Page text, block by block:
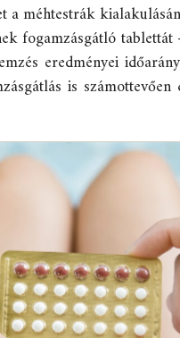
méhtestrák
fogamzásgátló
eredményei
is számottevően